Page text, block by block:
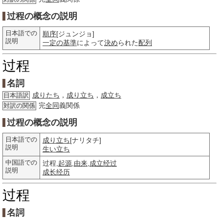
过程の概念の説明
日本語での
説明
順序[ジュンジョ]
一定の基準によって決められた配列
过程
名詞
日本語訳 成りたち ， 成り立ち ， 成立ち
対訳の関係 完全同義関係
过程の概念の説明
日本語での
説明
成り立ち[ナリタチ]
生い立ち
中国語での
説明
过程, 起源 由来 成立经过
成长经历
过程
名詞